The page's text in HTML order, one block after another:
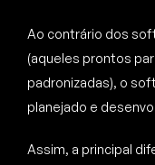
Ao contrário dos
(aqueles prontos
padronizadas), o
planejado e
Assim, a principal